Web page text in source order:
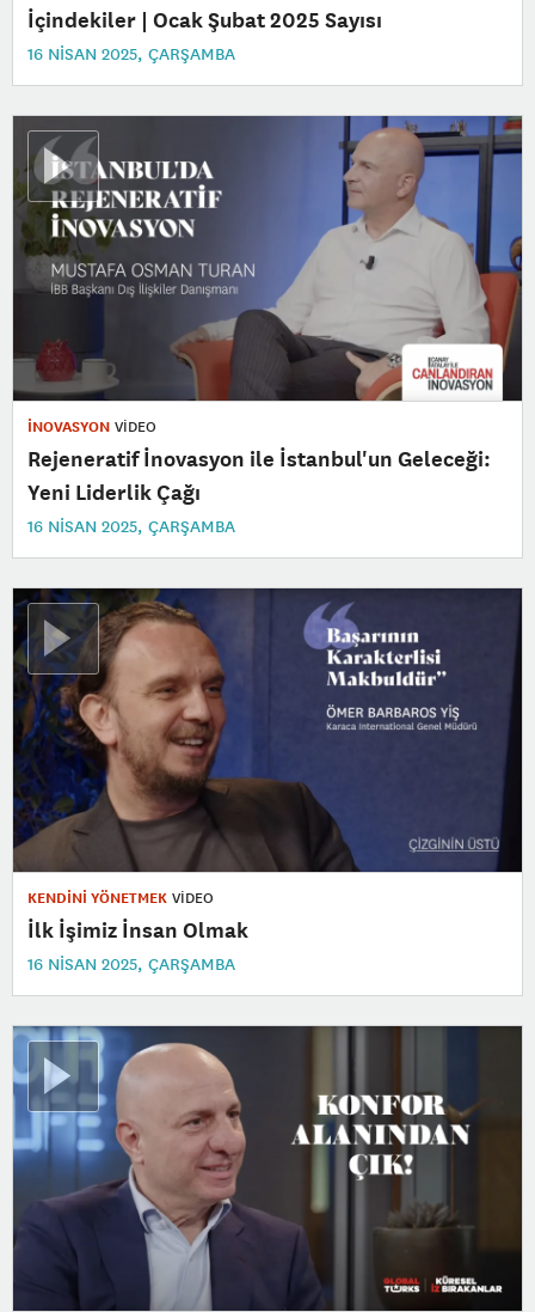
İçindekiler | Ocak Şubat 2025 Sayısı
16 NISAN 2025, ÇARŞAMBA
İNOVASYON VİDEO
Rejeneratif İnovasyon ile İstanbul'un Geleceği:
Yeni Liderlik Çağı
16 NISAN 2025, ÇARŞAMBA
KENDİNİ YÖNETMEK VİDEO
İlk İşimiz İnsan Olmak
16 NISAN 2025, ÇARŞAMBA